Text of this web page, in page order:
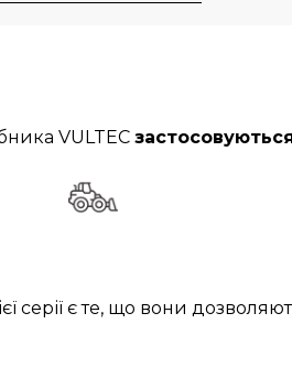
VULTEC
серії є те, що вони